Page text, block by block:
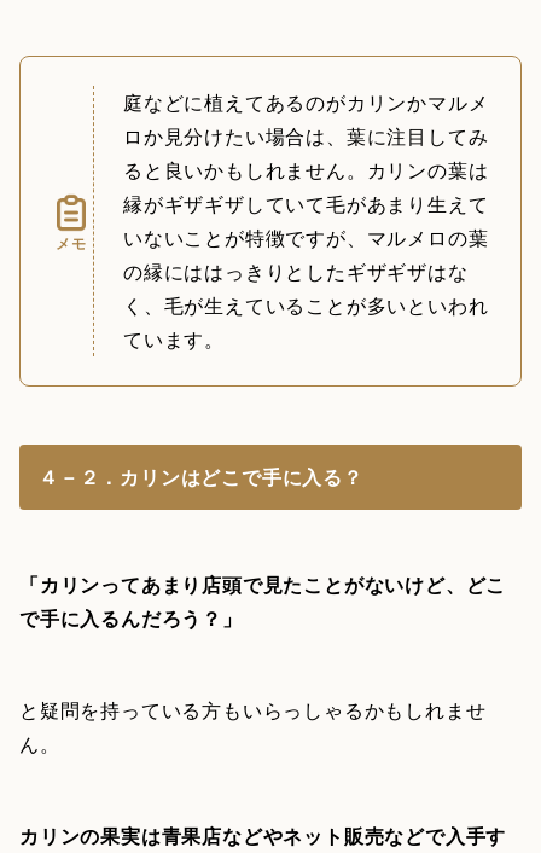
メモ
庭などに植えてあるのがカリンかマルメ
ロか見分けたい場合は、葉に注目してみ
ると良いかもしれません。カリンの葉は
縁がギザギザしていて毛があまり生えて
いないことが特徴ですが、マルメロの葉
の縁にははっきりとしたギザギザはな
く、毛が生えていることが多いといわれ
ています。
４－２．カリンはどこで手に入る？
「カリンってあまり店頭で見たことがないけど、どこ
で手に入るんだろう？」
と疑問を持っている方もいらっしゃるかもしれませ
ん。
カリンの果実は青果店などやネット販売などで入手す